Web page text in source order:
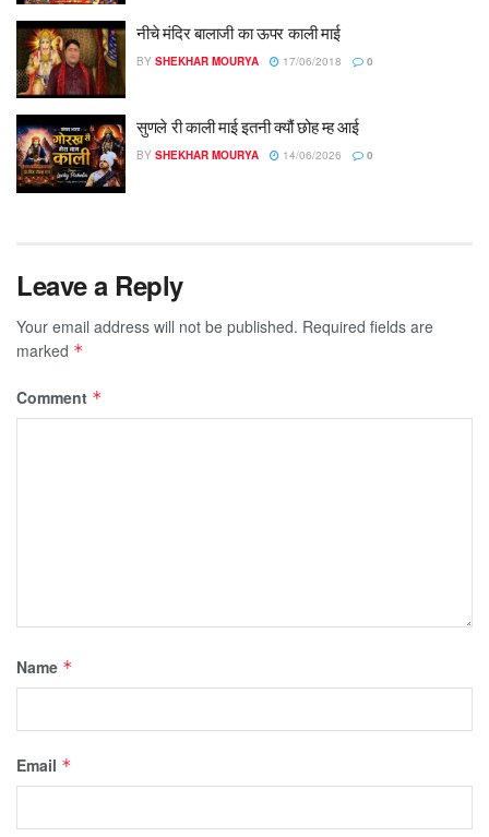
नीचे मंदिर बालाजी का ऊपर काली माई
BY SHEKHAR MOURYA 17/06/2018 0
सुणले री काली माई इतनी क्यौं छोह म्ह आई
BY SHEKHAR MOURYA 14/06/2026 0
Leave a Reply
Your email address will not be published. Required fields are
marked *
Comment *
Name *
Email *